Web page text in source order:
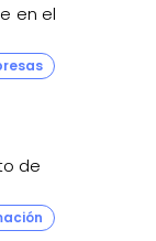
en el
de